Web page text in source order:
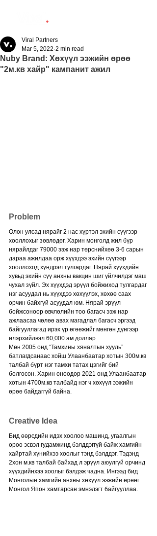
Nuby Brand: Хөхүүл ээжийн өрөө
"2м.кв хайр" кампанит ажил
Viral Partners
Mar 5, 2022 2 min read
Problem
Олон улсад нярайг 2 нас хүртэл эхийн сүүгээр
хооллохыг зөвлөдөг. Харин монголд жил бүр
нярайлдаг 79000 ээж нар төрснийхөө 3-6 сарын
дараа ажилдаа орж хүүхдээ эхийн сүүгээр
хооллоход хүндрэл тулгардаг. Нярай хүүхдийн
хувьд эхийн сүү анхны вакцин шиг үйлчилдэг маш
чухал зүйл. Эх хүүхдэд эрүүл бойжиход тулгардаг
нэг асуудал нь хүүхдээ хөхүүлэх, хөхөө саах
орчин байхгүй асуудал юм. Нярай эрүүл
бойжсоноор өвчлөлийн тоо багасч ээж нар
ажлаасаа чөлөө авах магадлал багасч эргээд
байгууллагад ирэх үр өгөөжийг мөнгөн дүнгээр
илэрхийлвэл 60,000 ам.доллар.
Мөн 2005 онд “Тамхины хяналтын хууль”
батлагдсанаас хойш Улаанбаатар хотын 300м.кв
талбай бүрт нэг тамхи татах цэгийг бий
болгосон. Харин өнөөдөр 2021 онд Улаанбаатар
хотын 4700м.кв талбайд нэг ч хөхүүл ээжийн
өрөө байдаггүй байна.
Creative Idea
Бид өөрсдийн идэх хоолоо машинд, угаалгын
өрөө эсвэл гудамжинд бэлддэггүй байж хамгийн
хайртай хүнийхээ хоолыг тэнд бэлддэг. Тэдэнд
2хон м.кв талбай байхад л эрүүл аюулгүй орчинд
хүүхдийнхээ хоолыг бэлдэж чадна. Ингээд бид
Монголын хамгийн анхны хөхүүл ээжийн өрөөг
Монгол Япон хамтарсан эмнэлэгт байгууллаа.